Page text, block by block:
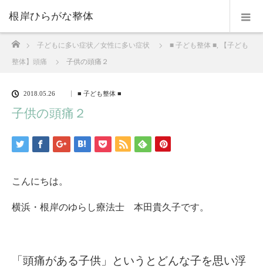
根岸ひらがな整体
ホーム
子どもに多い症状／女性に多い症状 ■ 子ども整体 ■,
【子ども
整体】頭痛
子供の頭痛２
2018.05.26 ■ 子ども整体 ■
子供の頭痛２
こんにちは。
横浜・根岸のゆらし療法士 本田貴久子です。
「頭痛がある子供」というとどんな子を思い浮